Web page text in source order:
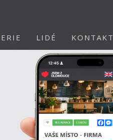
LIDÉ KONTAKT